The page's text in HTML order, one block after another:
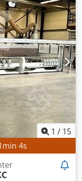
UDSTYR Værktøjer
USB-stik
1 / 15
min 2s